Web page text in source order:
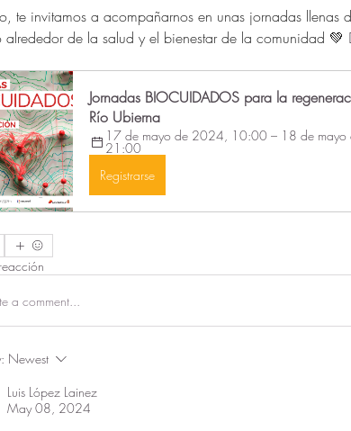
te invitamos a acompañarnos en unas jornadas llenas
de la salud y el bienestar de la comunidad 💚
Jornadas BIOCUIDADOS para la
Río Ubierna
17 de mayo de 2024, 10:00 – 18 de
21:00
Registrarse
a comment...
Newest
Luis López Lainez
May 08, 2024